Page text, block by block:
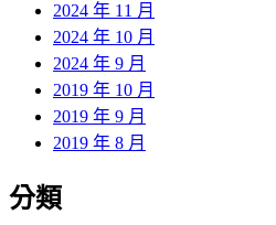
2024 年 11 月
2024 年 10 月
2024 年 9 月
2019 年 10 月
2019 年 9 月
2019 年 8 月
分類